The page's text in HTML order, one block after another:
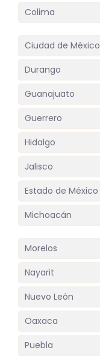
Colima
Ciudad de México
Durango
Guanajuato
Guerrero
Hidalgo
Jalisco
Estado de México
Michoacán
Morelos
Nayarit
Nuevo León
Oaxaca
Puebla